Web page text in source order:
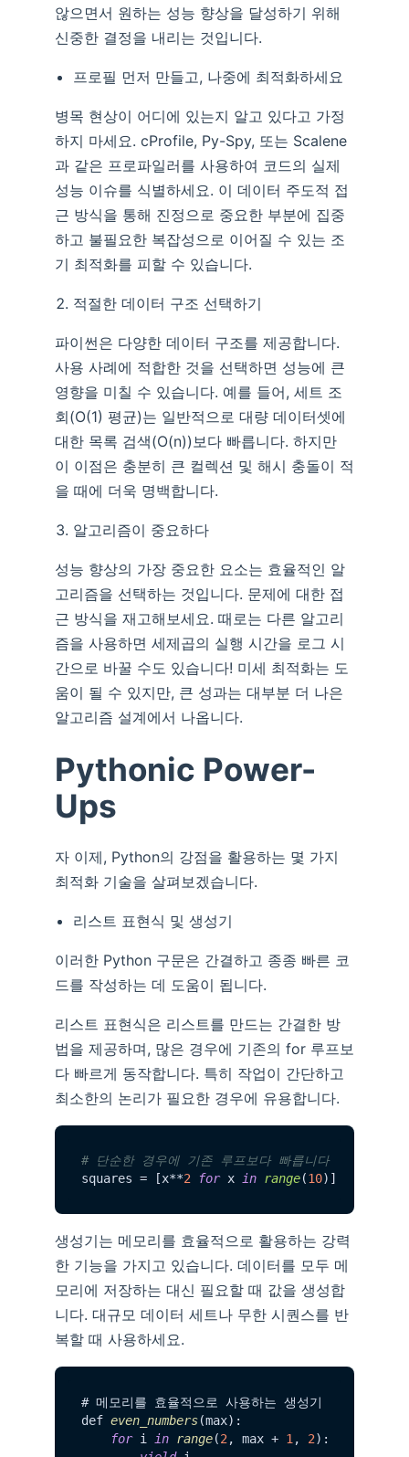
않으면서 원하는 성능 향상을 달성하기 위해
신중한 결정을 내리는 것입니다.
프로필 먼저 만들고, 나중에 최적화하세요
병목 현상이 어디에 있는지 알고 있다고 가정
하지 마세요. cProfile, Py-Spy, 또는 Scalene
과 같은 프로파일러를 사용하여 코드의 실제
성능 이슈를 식별하세요. 이 데이터 주도적 접
근 방식을 통해 진정으로 중요한 부분에 집중
하고 불필요한 복잡성으로 이어질 수 있는 조
기 최적화를 피할 수 있습니다.
적절한 데이터 구조 선택하기
파이썬은 다양한 데이터 구조를 제공합니다.
사용 사례에 적합한 것을 선택하면 성능에 큰
영향을 미칠 수 있습니다. 예를 들어, 세트 조
회(O(1) 평균)는 일반적으로 대량 데이터셋에
대한 목록 검색(O(n))보다 빠릅니다. 하지만
이 이점은 충분히 큰 컬렉션 및 해시 충돌이 적
을 때에 더욱 명백합니다.
알고리즘이 중요하다
성능 향상의 가장 중요한 요소는 효율적인 알
고리즘을 선택하는 것입니다. 문제에 대한 접
근 방식을 재고해보세요. 때로는 다른 알고리
즘을 사용하면 세제곱의 실행 시간을 로그 시
간으로 바꿀 수도 있습니다! 미세 최적화는 도
움이 될 수 있지만, 큰 성과는 대부분 더 나은
알고리즘 설계에서 나옵니다.
Pythonic Power-
Ups
자 이제, Python의 강점을 활용하는 몇 가지
최적화 기술을 살펴보겠습니다.
리스트 표현식 및 생성기
이러한 Python 구문은 간결하고 종종 빠른 코
드를 작성하는 데 도움이 됩니다.
리스트 표현식은 리스트를 만드는 간결한 방
법을 제공하며, 많은 경우에 기존의 for 루프보
다 빠르게 동작합니다. 특히 작업이 간단하고
최소한의 논리가 필요한 경우에 유용합니다.
# 단순한 경우에 기존 루프보다 빠릅니다
squares = [x**2 for x in range(10
생성기는 메모리를 효율적으로 활용하는 강력
한 기능을 가지고 있습니다. 데이터를 모두 메
모리에 저장하는 대신 필요할 때 값을 생성합
니다. 대규모 데이터 세트나 무한 시퀀스를 반
복할 때 사용하세요.
# 메모리를 효율적으로 사용하는 생성기
def even_numbers(max):
for i in range(2, max + 1 , 2):